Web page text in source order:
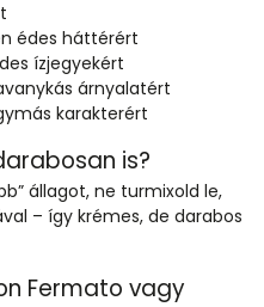
édes háttérért
ízjegyekért
árnyalatért
karakterért
is?
állagot, ne turmixold le,
– így krémes, de darabos
Fermato vagy